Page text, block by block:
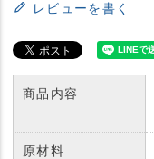
レビューを書く
商品内容
原材料